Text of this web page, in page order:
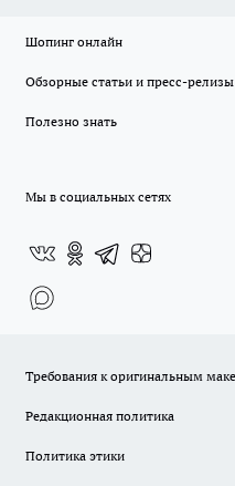
Шопинг онлайн
Обзорные статьи и пресс-релизы
Полезно знать
Мы в социальных сетях
Требования к оригинальным
Редакционная политика
Политика этики